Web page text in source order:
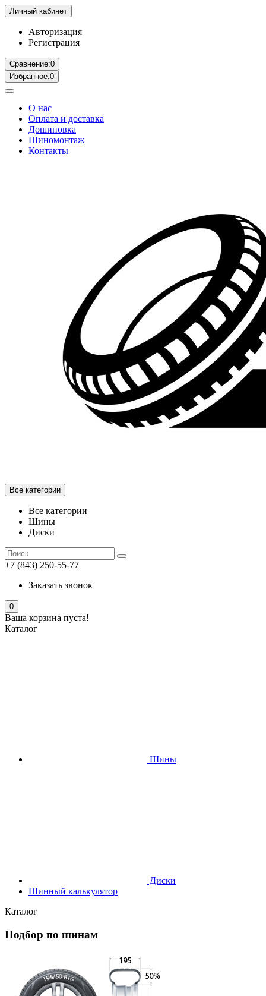
Личный кабинет
Авторизация
Регистрация
Сравнение:0
Избранное:0
О нас
Оплата и доставка
Дошиповка
Шиномонтаж
Контакты
Все категории
Все категории
Шины
Диски
+7 (843) 250-55-77
Заказать звонок
0
Ваша корзина пуста!
Каталог
Шины
Диски
Шинный калькулятор
Каталог
Подбор по шинам